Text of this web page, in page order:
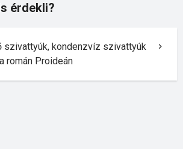
érdekli?
szivattyúk, kondenzvíz szivattyúk
román Proideán